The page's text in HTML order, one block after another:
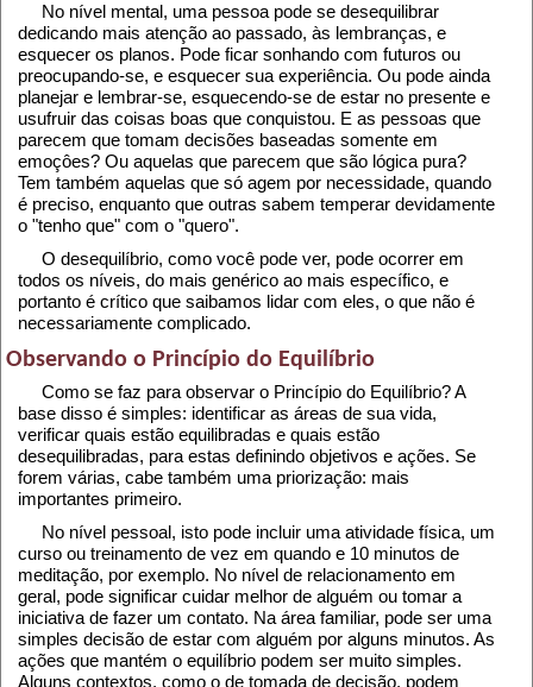
No nível mental, uma pessoa pode se desequilibrar
dedicando mais atenção ao passado, às lembranças, e
esquecer os planos. Pode ficar sonhando com futuros ou
preocupando-se, e esquecer sua experiência. Ou pode ainda
planejar e lembrar-se, esquecendo-se de estar no presente e
usufruir das coisas boas que conquistou. E as pessoas que
parecem que tomam decisões baseadas somente em
emoçôes? Ou aquelas que parecem que são lógica pura?
Tem também aquelas que só agem por necessidade, quando
é preciso, enquanto que outras sabem temperar devidamente
o "tenho que" com o "quero".
O desequilíbrio, como você pode ver, pode ocorrer em
todos os níveis, do mais genérico ao mais específico, e
portanto é crítico que saibamos lidar com eles, o que não é
necessariamente complicado.
Observando o Princípio do Equilíbrio
Como se faz para observar o Princípio do Equilíbrio? A
base disso é simples: identificar as áreas de sua vida,
verificar quais estão equilibradas e quais estão
desequilibradas, para estas definindo objetivos e ações. Se
forem várias, cabe também uma priorização: mais
importantes primeiro.
No nível pessoal, isto pode incluir uma atividade física, um
curso ou treinamento de vez em quando e 10 minutos de
meditação, por exemplo. No nível de relacionamento em
geral, pode significar cuidar melhor de alguém ou tomar a
iniciativa de fazer um contato. Na área familiar, pode ser uma
simples decisão de estar com alguém por alguns minutos. As
ações que mantém o equilíbrio podem ser muito simples.
Alguns contextos, como o de tomada de decisão, podem